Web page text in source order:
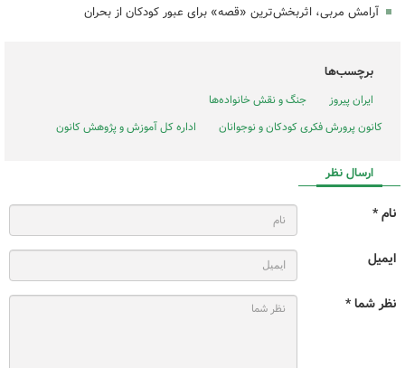
آرامش مربی، اثربخش‌ترین «قصه» برای عبور کودکان از بحران
برچسب‌ها
ایران پیروز
جنگ و نقش خانواده‌ها
کانون پرورش فکری کودکان و نوجوانان
اداره کل آموزش و پژوهش کانون
ارسال نظر
نام *
ایمیل
نظر شما *